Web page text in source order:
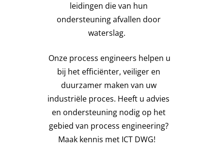
leidingen die van hun
ondersteuning afvallen door
waterslag.
Onze process engineers helpen u
bij het efficiënter, veiliger en
duurzamer maken van uw
industriële proces. Heeft u advies
en ondersteuning nodig op het
gebied van process engineering?
Maak kennis met ICT DWG!